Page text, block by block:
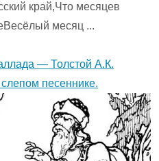
край,Что месяцев
месяц ...
— Толстой А.К.
песеннике.